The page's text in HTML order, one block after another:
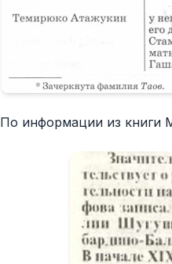
По информации из книги